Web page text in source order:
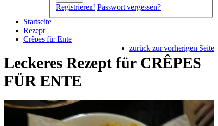
Registrieren! Passwort vergessen?
Startseite
Rezept
Crêpes für Ente
zurück zur vorherigen Seite
Leckeres Rezept für CRÊPES
FÜR ENTE